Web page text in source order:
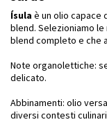
Ísula è un olio capace
blend. Selezioniamo
blend completo e che
Note organolettiche:
delicato.
Abbinamenti: olio
diversi contesti